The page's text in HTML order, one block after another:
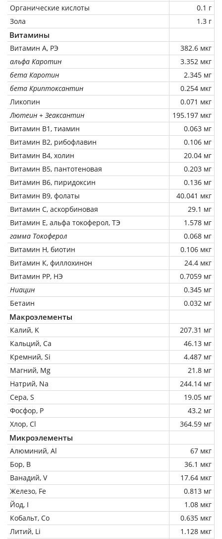
Органические кислоты
0.1 г
Зола
1.3 г
Витамины
Витамин А, РЭ
382.6 мкг
альфа Каротин
3.352 мкг
бета Каротин
2.345 мг
бета Криптоксантин
0.254 мкг
Ликопин
0.071 мкг
Лютеин + Зеаксантин
195.197 мкг
Витамин В1, тиамин
0.063 мг
Витамин В2, рибофлавин
0.106 мг
Витамин В4, холин
20.04 мг
Витамин В5, пантотеновая
0.203 мг
Витамин В6, пиридоксин
0.136 мг
Витамин В9, фолаты
40.041 мкг
Витамин C, аскорбиновая
29.1 мг
Витамин Е, альфа токоферол, ТЭ
1.578 мг
гамма Токоферол
0.068 мг
Витамин Н, биотин
0.106 мкг
Витамин К, филлохинон
24.4 мкг
Витамин РР, НЭ
0.7059 мг
Ниацин
0.345 мг
Бетаин
0.032 мг
Макроэлементы
Калий, K
207.31 мг
Кальций, Ca
46.13 мг
Кремний, Si
4.487 мг
Магний, Mg
21.8 мг
Натрий, Na
244.14 мг
Сера, S
19.05 мг
Фосфор, P
43.2 мг
Хлор, Cl
364.59 мг
Микроэлементы
Алюминий, Al
67 мкг
Бор, B
36.1 мкг
Ванадий, V
17.64 мкг
Железо, Fe
0.813 мг
Йод, I
1.08 мкг
Кобальт, Co
0.635 мкг
Литий, Li
1.128 мкг